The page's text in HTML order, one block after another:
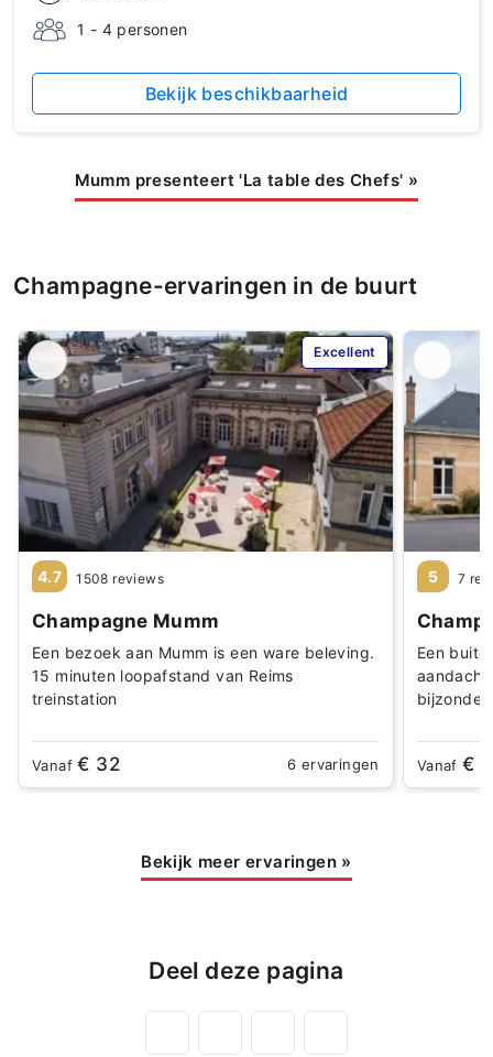
1 - 4 personen
Bekijk beschikbaarheid
Mumm presenteert 'La table des Chefs' »
Champagne-ervaringen in de buurt
Excellent
4.7 1508 reviews
Champagne Mumm
Een bezoek aan Mumm is een ware beleving.
15 minuten loopafstand van Reims
treinstation
Vanaf€ 32 6 ervaringen
5 7
Een
aandacht
Vanaf€
Bekijk meer ervaringen »
Deel deze pagina